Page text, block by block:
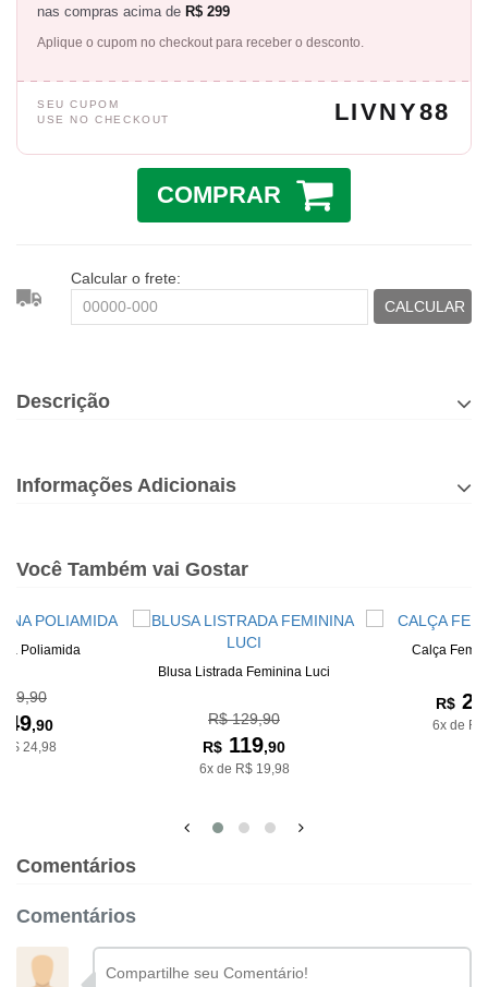
nas compras acima de R$ 299
Aplique o cupom no checkout para receber o desconto.
SEU CUPOM
USE NO CHECKOUT
LIVNY88
COMPRAR
Calcular o frete:
CALCULAR
Descrição
Informações Adicionais
Você Também vai Gostar
Poliamida
,90
24,98
Blusa Listrada Feminina Luci
R$ 129,90
R$ 119,90
6x de R$ 19,98
Calça
R$
6x de
Comentários
Comentários